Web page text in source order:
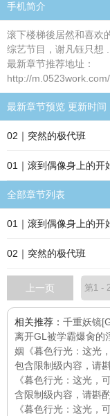
手机简介
滚下楼梯後居然和喜欢
综艺节目，谢凡钰只想 ...
最新章节推荐地址：
http://
最新章节预览 更新时
02｜突然的极代班
01｜滚到偶像身上的开
全部章节列表
01｜滚到偶像身上的开
02｜突然的极代班
上一页
相关推荐： 千重妖镜
离开GL 被学霸爆肏的
姻 《暮色行光：这
包含限制级内容，请
《暮色行光：这光
含限制级内容，请斟
《暮色行光：这光